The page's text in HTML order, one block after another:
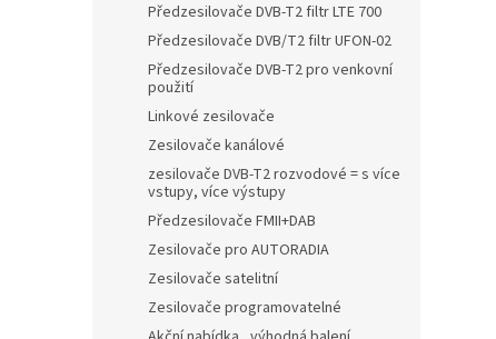
Předzesilovače DVB-T2 filtr LTE 700
Předzesilovače DVB/T2 filtr UFON-02
Předzesilovače DVB-T2 pro venkovní
použití
Linkové zesilovače
Zesilovače kanálové
zesilovače DVB-T2 rozvodové = s více
vstupy, více výstupy
Předzesilovače FMII+DAB
Zesilovače pro AUTORADIA
Zesilovače satelitní
Zesilovače programovatelné